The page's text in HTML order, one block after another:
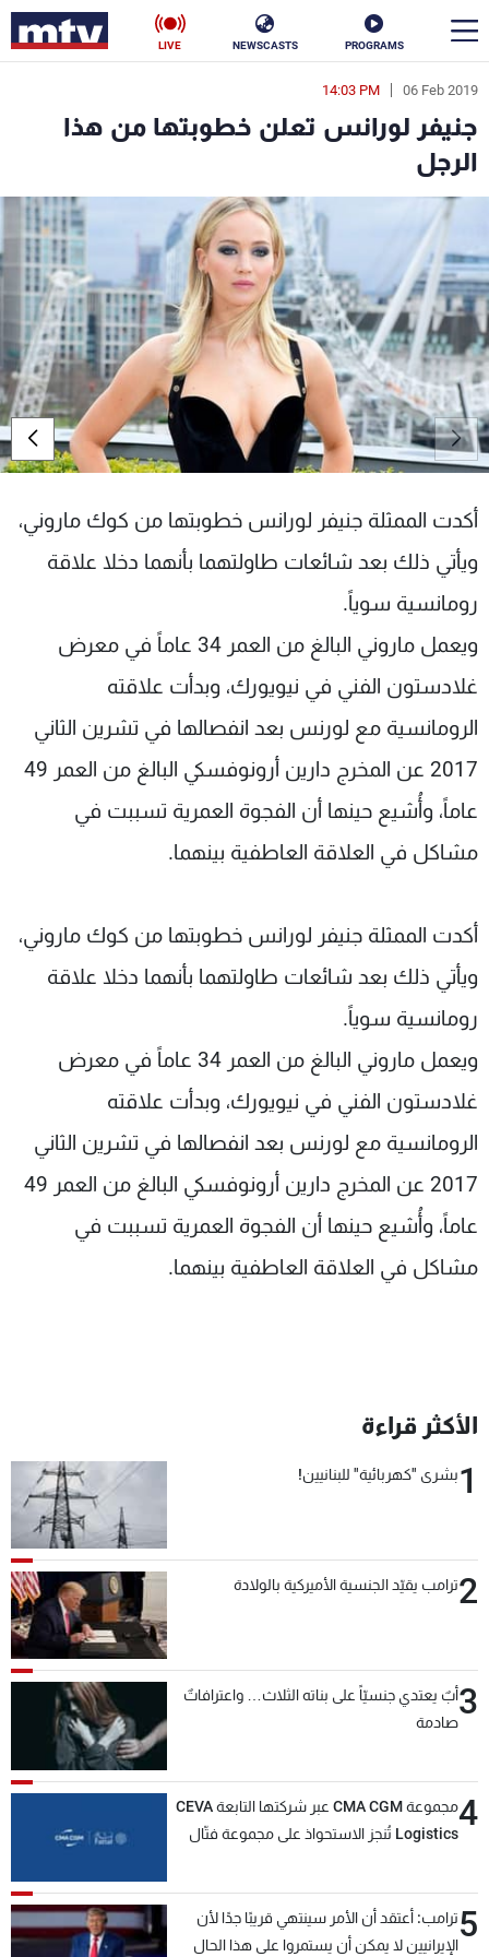
PROGRAMS
NEWSCASTS
LIVE
06 Feb 2019
14:03 PM
جنيفر لورانس تعلن خطوبتها من هذا
الرجل
أكدت الممثلة جنيفر لورانس خطوبتها من كوك ماروني،
ويأتي ذلك بعد شائعات طاولتهما بأنهما دخلا علاقة
رومانسية سوياً.
ويعمل ماروني البالغ من العمر 34 عاماً في معرض
غلادستون الفني في نيويورك، وبدأت علاقته
الرومانسية مع لورنس بعد انفصالها في تشرين الثاني
2017 عن المخرج دارين أرونوفسكي البالغ من العمر 49
عاماً، وأُشيع حينها أن الفجوة العمرية تسببت في
مشاكل في العلاقة العاطفية بينهما.
أكدت الممثلة جنيفر لورانس خطوبتها من كوك ماروني،
ويأتي ذلك بعد شائعات طاولتهما بأنهما دخلا علاقة
رومانسية سوياً.
ويعمل ماروني البالغ من العمر 34 عاماً في معرض
غلادستون الفني في نيويورك، وبدأت علاقته
الرومانسية مع لورنس بعد انفصالها في تشرين الثاني
2017 عن المخرج دارين أرونوفسكي البالغ من العمر 49
عاماً، وأُشيع حينها أن الفجوة العمرية تسببت في
مشاكل في العلاقة العاطفية بينهما.
الأكثر قراءة
1بشرى "كهربائية" للبنانيين!
2ترامب يقيّد الجنسية الأميركية بالولادة
3أبٌ يعتدي جنسيّاً على بناته الثلاث… واعترافاتٌ
صادمة
4
مجموعة CMA CGM عبر شركتها التابعة CEVA
Logistics تُنجز الاستحواذ على مجموعة فتّال
5ترامب: أعتقد أن الأمر سينتهي قريبًا جدًا لأن
الإيرانيين لا يمكن أن يستمروا على هذا الحال
en
الأخبار
سياسة ناس
إقتصاد فن
منوعات رياضة
كأس العالم
البرامج
شاهد البرامج
الترددات
عن MTV
لاعلاناتكم
تواصل معنا
شروط الإسـتخدام
سياسة الخصوصية